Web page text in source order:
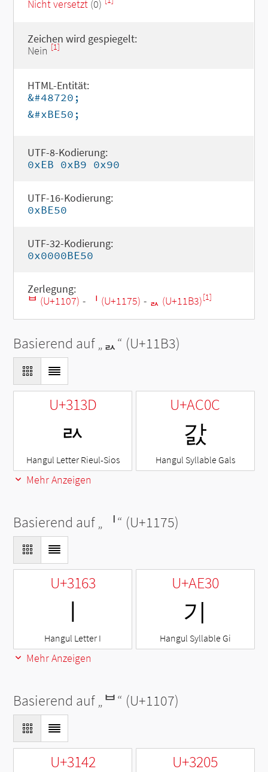
Nicht versetzt(0)
Zeichen wird gespiegelt:
Nein [1]
HTML-Entität:
&#48720;
&#xBE50;
UTF-8-Kodierung:
0xEB 0xB9 0x90
UTF-16-Kodierung:
0xBE50
UTF-32-Kodierung:
0x0000BE50
Zerlegung:
ᄇ (U+1107) - ᅵ (U+1175) - ᆳ (U+11B3)[1]
Basierend auf „ᆳ“ (U+11B3)
U+313D
ㄽ
Hangul Letter Rieul-Sios
U+AC0C
갌
Hangul Syllable Gals
Mehr Anzeigen
Basierend auf „ ᅵ“ (U+1175)
U+3163
ㅣ
Hangul Letter I
U+AE30
기
Hangul Syllable Gi
Mehr Anzeigen
Basierend auf „ᄇ“ (U+1107)
U+3142 U+3205